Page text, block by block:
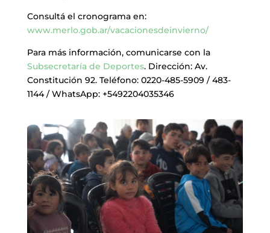
Consultá el cronograma en:
www.merlo.gob.ar/vacacionesdeinvierno/
Para más información, comunicarse con la
Subsecretaría de Deportes. Dirección: Av.
Constitución 92. Teléfono: 0220-485-5909 / 483-
1144 / WhatsApp: +5492204035346